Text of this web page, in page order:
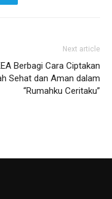
Next article
Berbagi Cara Ciptakan
Sehat dan Aman dalam
“Rumahku Ceritaku”